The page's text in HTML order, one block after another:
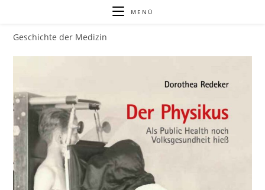
springen
MENÜ
Geschichte der Medizin